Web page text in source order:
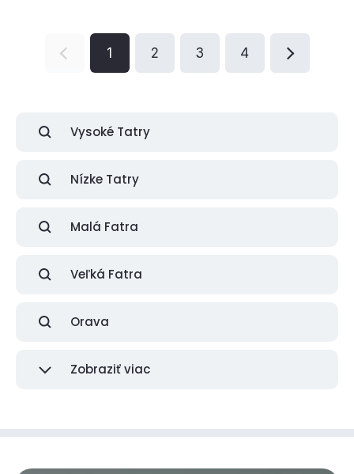
1 2 3 4
Vysoké Tatry
Nízke Tatry
Malá Fatra
Veľká Fatra
Orava
Zobraziť viac